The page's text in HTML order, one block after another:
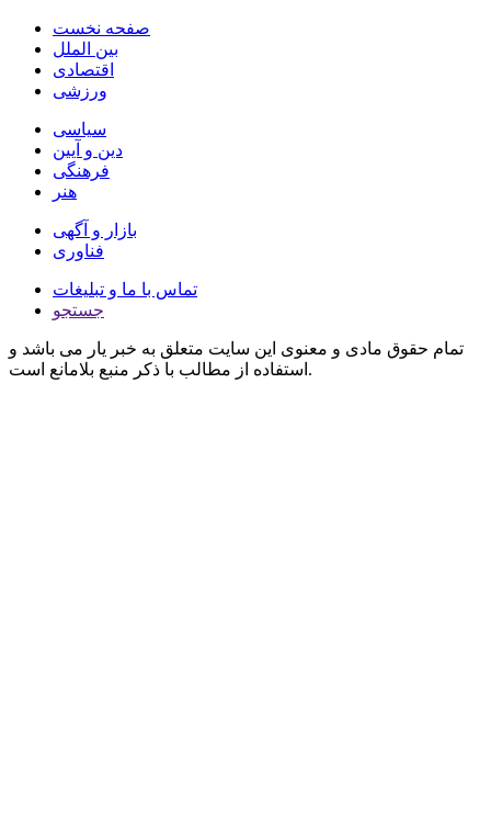
صفحه نخست
بین الملل
اقتصادی
ورزشی
سیاسی
دین و آیین
فرهنگی
هنر
بازار و آگهی
فناوری
تماس با ما و تبلیغات
جستجو
تمام حقوق مادی و معنوی این سایت متعلق به خبر یار می باشد و
استفاده از مطالب با ذکر منبع بلامانع است.